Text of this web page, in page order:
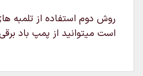
روش دوم استفاده از تلمبه
است میتوانید از پمپ باد